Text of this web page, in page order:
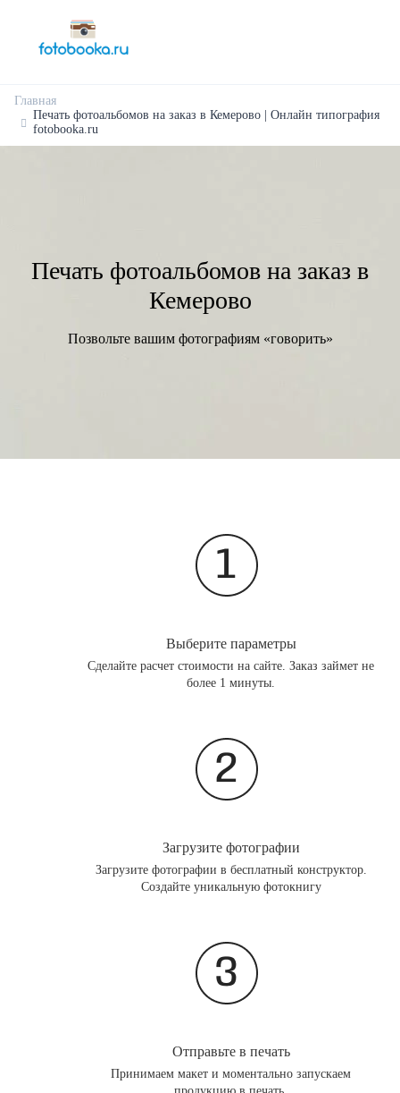
Главная
Печать фотоальбомов на заказ в Кемерово | Онлайн типография
fotobooka.ru
Печать фотоальбомов на заказ в
Кемерово
Позвольте вашим фотографиям «говорить»
Выберите параметры
Сделайте расчет стоимости на сайте. Заказ займет не
более 1 минуты.
Загрузите фотографии
Загрузите фотографии в бесплатный конструктор.
Создайте уникальную фотокнигу
Отправьте в печать
Принимаем макет и моментально запускаем